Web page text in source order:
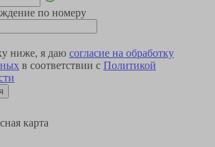
по номеру
ниже, я даю согласие на обработку
в соответствии с Политикой
карта